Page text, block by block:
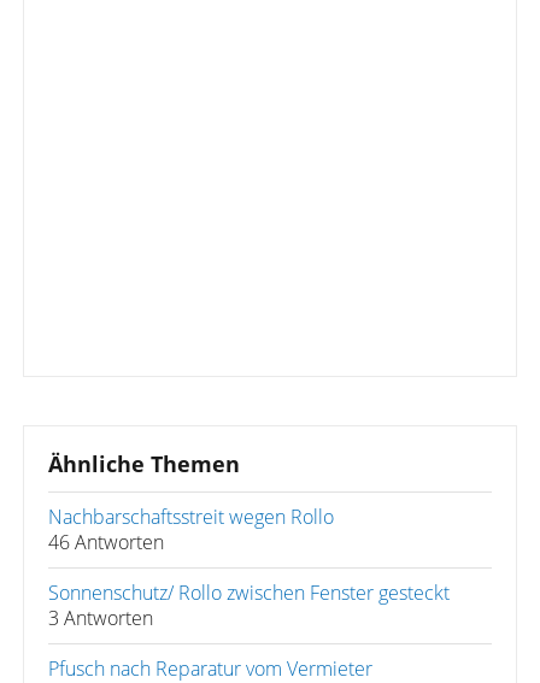
Ähnliche Themen
Nachbarschaftsstreit wegen Rollo
46 Antworten
Sonnenschutz/ Rollo zwischen Fenster gesteckt
3 Antworten
Pfusch nach Reparatur vom Vermieter